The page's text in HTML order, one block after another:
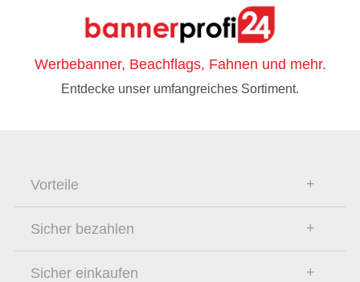
Werbebanner, Beachflags, Fahnen und mehr.
Entdecke unser umfangreiches Sortiment.
Vorteile
Sicher bezahlen
Sicher einkaufen